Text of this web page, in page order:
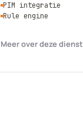
PIM integratie
Rule engine
Meer over deze dienst